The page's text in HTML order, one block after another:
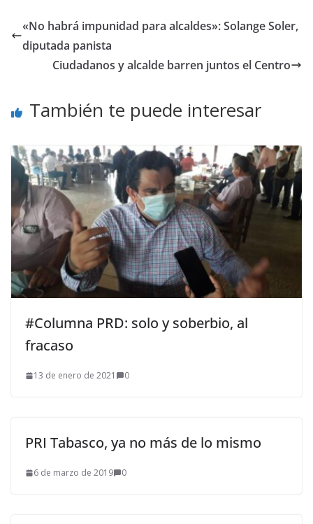
«No habrá impunidad para alcaldes»: Solange Soler,
diputada panista
Ciudadanos y alcalde barren juntos el Centro
También te puede interesar
#Columna PRD: solo y soberbio, al
fracaso
13 de enero de 2021 0
PRI Tabasco, ya no más de lo mismo
6 de marzo de 2019 0